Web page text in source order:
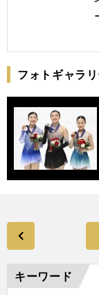
フォトギャラ
キーワード